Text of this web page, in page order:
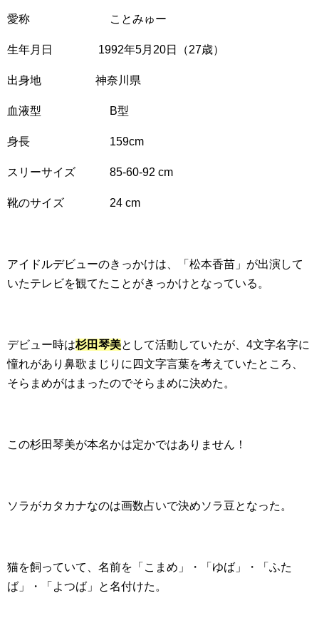
愛称 ことみゅー
生年月日 1992年5月20日（27歳）
出身地 神奈川県
血液型 B型
身長 159cm
スリーサイズ 85-60-92 cm
靴のサイズ 24 cm
アイドルデビューのきっかけは、「松本香苗」が出演して
いたテレビを観てたことがきっかけとなっている。
デビュー時は杉田琴美として活動していたが、4文字名字に
憧れがあり鼻歌まじりに四文字言葉を考えていたところ、
そらまめがはまったのでそらまめに決めた。
この杉田琴美が本名かは定かではありません！
ソラがカタカナなのは画数占いで決めソラ豆となった。
猫を飼っていて、名前を「こまめ」・「ゆば」・「ふた
ば」・「よつば」と名付けた。